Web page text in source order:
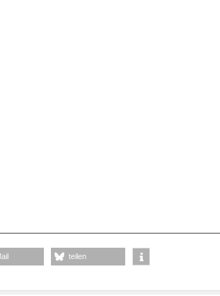
teilen